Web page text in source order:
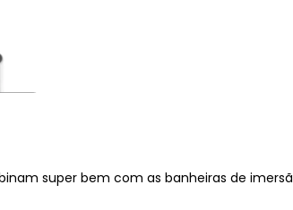
super bem com as banheiras de